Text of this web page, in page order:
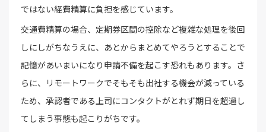
ではない経費精算に負担を感じています。
交通費精算の場合、定期券区間の控除など複雑な処理を後回
しにしがちなうえに、あとからまとめてやろうとすることで
記憶があいまいになり申請不備を起こす恐れもあります。さ
らに、リモートワークでそもそも出社する機会が減っている
ため、承認者である上司にコンタクトがとれず期日を超過し
てしまう事態も起こりがちです。